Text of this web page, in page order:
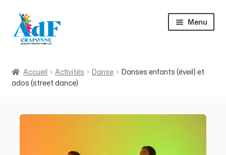
Aller
à
Aller
au
contenu
Menu
Activités
À propos
Accueil Activités Danse
Danses enfants (éveil) et
ados (street dance)